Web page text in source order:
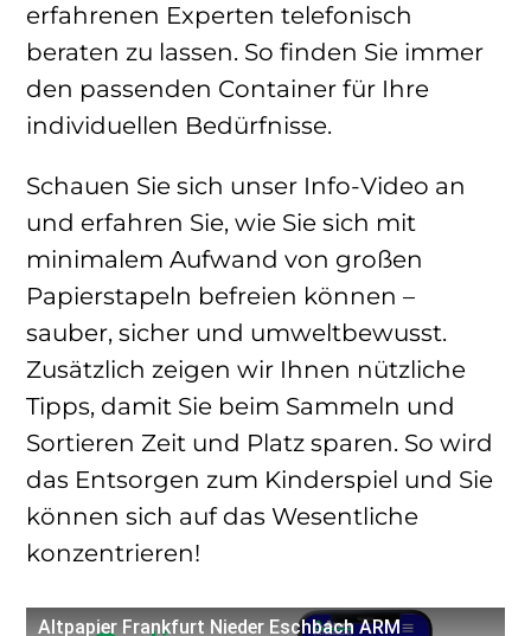
erfahrenen Experten telefonisch
beraten zu lassen. So finden Sie immer
den passenden Container für Ihre
individuellen Bedürfnisse.
Schauen Sie sich unser Info-Video an
und erfahren Sie, wie Sie sich mit
minimalem Aufwand von großen
Papierstapeln befreien können –
sauber, sicher und umweltbewusst.
Zusätzlich zeigen wir Ihnen nützliche
Tipps, damit Sie beim Sammeln und
Sortieren Zeit und Platz sparen. So wird
das Entsorgen zum Kinderspiel und Sie
können sich auf das Wesentliche
konzentrieren!
Altpapier Frankfurt Nieder Eschbach ARM